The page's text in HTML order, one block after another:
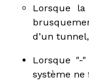
Lorsque
d’un
Lorsque "-
système ne